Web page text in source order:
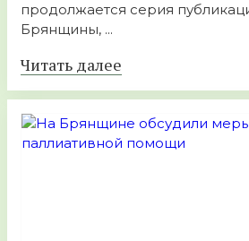
продолжается серия
Брянщины, ...
Читать далее